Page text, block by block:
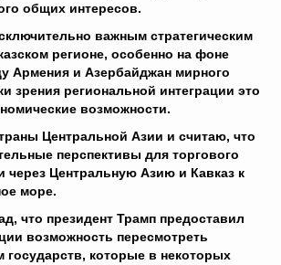
общих интересов.
важным стратегическим
регионе, особенно на фоне
Армения и Азербайджан мирного
зрения региональной интеграции это
возможности.
Центральной Азии и считаю, что
перспективы для торгового
через Центральную Азию и Кавказ к
море.
что президент Трамп предоставил
возможность пересмотреть
государств, которые в некоторых